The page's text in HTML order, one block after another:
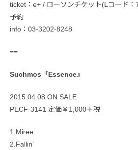
ticket：e+ / ローソンチケット(Lコード
予約
info：03-3202-8248
==
Suchmos「Essence』
2015.04.08 ON SALE
PECF-3141 定価￥1,000＋税
1.Miree
2.Fallin’